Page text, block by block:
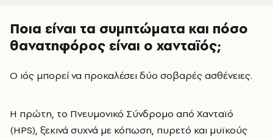
Ποια είναι τα συμπτώματα και πόσο
θανατηφόρος είναι ο χανταϊός;
Ο ιός μπορεί να προκαλέσει δύο σοβαρές ασθένειες.
Η πρώτη, το Πνευμονικό Σύνδρομο από Χανταϊό
(HPS), ξεκινά συχνά με κόπωση, πυρετό και μυϊκούς